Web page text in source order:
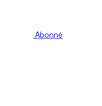
Abonné